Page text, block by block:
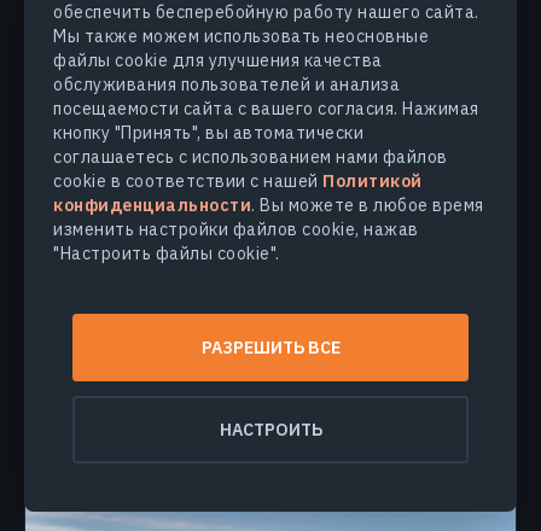
обеспечить бесперебойную работу нашего сайта.
Мы также можем использовать неосновные
файлы cookie для улучшения качества
обслуживания пользователей и анализа
посещаемости сайта с вашего согласия. Нажимая
кнопку "Принять", вы автоматически
соглашаетесь с использованием нами файлов
cookie в соответствии с нашей Политикой
конфиденциальности. Вы можете в любое время
изменить настройки файлов cookie, нажав
"Настроить файлы cookie".
РАЗРЕШИТЬ ВСЕ
НАСТРОИТЬ
СЕЛЬСКОХОЗЯЙСТВЕННЫЕ ПРАКТИКИ
Переменные Нормы Посева:
Преимущества И Особенности
Технологии
Monitoring позволяют повысить эффективность
использования вегетационных индексов для
дифференцированного посева.
18.01.2024